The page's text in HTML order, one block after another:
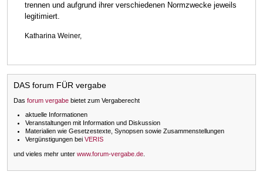
trennen und aufgrund ihrer verschiedenen Normzwecke jeweils
legitimiert.
Katharina Weiner,
DAS forum FÜR vergabe
Das forum vergabe bietet zum Vergaberecht
aktuelle Informationen
Veranstaltungen mit Information und Diskussion
Materialien wie Gesetzestexte, Synopsen sowie Zusammenstellungen
Vergünstigungen bei VERIS
und vieles mehr unter www.forum-vergabe.de